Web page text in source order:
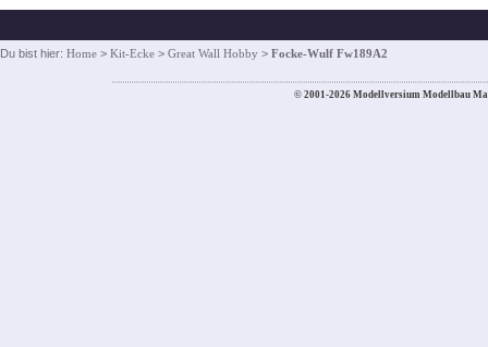
Du bist hier: Home > Kit-Ecke > Great Wall Hobby > Focke-Wulf Fw189A2
© 2001-2026 Modellversium Modellbau